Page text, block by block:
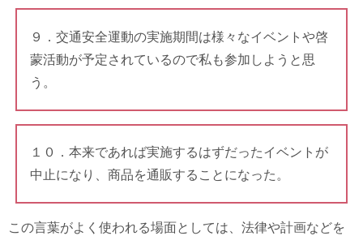
９．交通安全運動の実施期間は様々なイベントや啓
蒙活動が予定されているので私も参加しようと思
う。
１０．本来であれば実施するはずだったイベントが
中止になり、商品を通販することになった。
この言葉がよく使われる場面としては、法律や計画などを